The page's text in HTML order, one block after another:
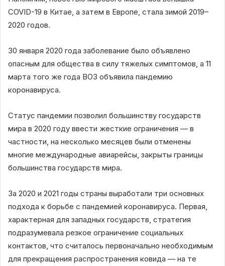
COVID-19 в Китае, а затем в Европе, стала зимой 2019–
2020 годов.
30 января 2020 года заболевание было объявлено
опасным для общества в силу тяжелых симптомов, а 11
марта того же года ВОЗ объявила пандемию
коронавируса.
Статус пандемии позволил большинству государств
мира в 2020 году ввести жесткие ограничения — в
частности, на несколько месяцев были отменены
многие международные авиарейсы, закрыты границы
большинства государств мира.
За 2020 и 2021 годы страны выработали три основных
подхода к борьбе с пандемией коронавируса. Первая,
характерная для западных государств, стратегия
подразумевала резкое ограничение социальных
контактов, что считалось первоначально необходимым
для прекращения распространения ковида — на те